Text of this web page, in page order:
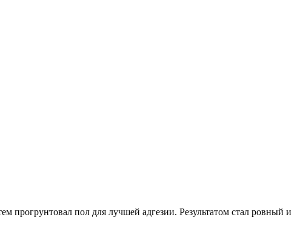
прогрунтовал пол для лучшей адгезии. Результатом стал ровный и